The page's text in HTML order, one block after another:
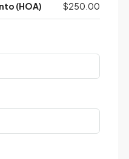
(HOA) $250.00